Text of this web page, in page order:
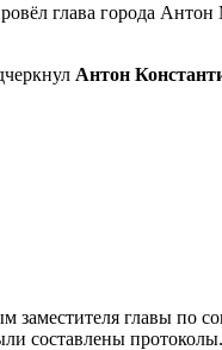
глава города
Антон
заместителя главы по
составлены протоколы.